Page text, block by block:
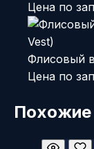
Цена по
Флисовый
Цена по
Похожие